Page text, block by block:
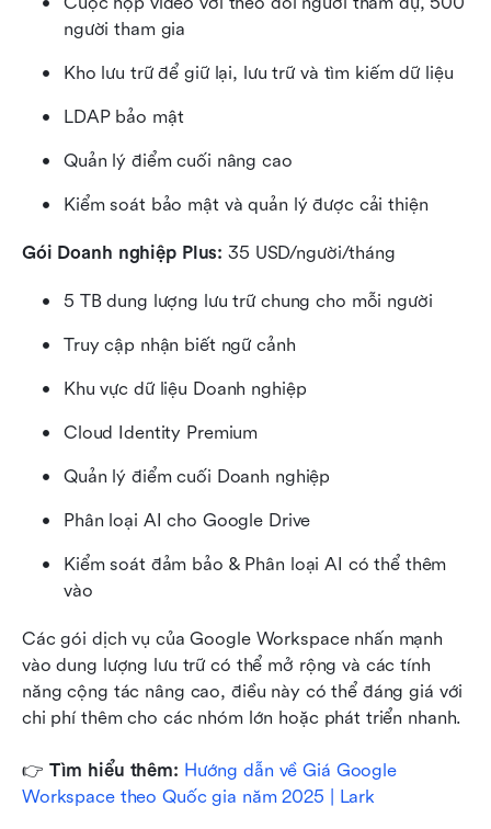
người tham gia
Kho lưu trữ để giữ lại, lưu trữ và tìm kiếm dữ liệu
LDAP bảo mật
Quản lý điểm cuối nâng cao
Kiểm soát bảo mật và quản lý được cải thiện
Gói Doanh nghiệp Plus: 35 USD/người/tháng
5 TB dung lượng lưu trữ chung cho mỗi người
Truy cập nhận biết ngữ cảnh
Khu vực dữ liệu Doanh nghiệp
Cloud Identity Premium
Quản lý điểm cuối Doanh nghiệp
Phân loại AI cho Google Drive
Kiểm soát đảm bảo & Phân loại AI có thể thêm
vào
Các gói dịch vụ của Google Workspace nhấn mạnh
vào dung lượng lưu trữ có thể mở rộng và các tính
năng cộng tác nâng cao, điều này có thể đáng giá với
chi phí thêm cho các nhóm lớn hoặc phát triển nhanh.
👉 Tìm hiểu thêm: Hướng dẫn về Giá Google
Workspace theo Quốc gia năm 2025 | Lark